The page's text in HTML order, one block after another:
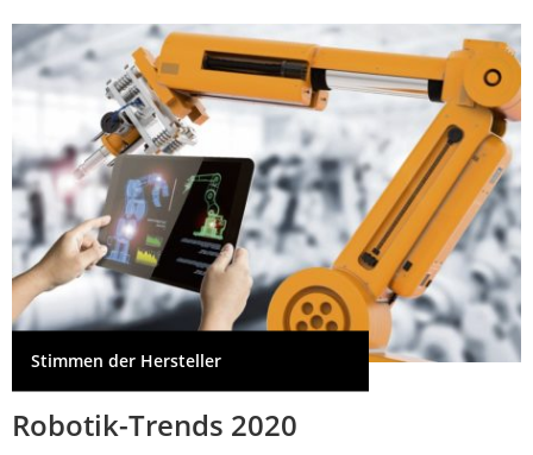
Stimmen der Hersteller
Robotik-Trends 2020